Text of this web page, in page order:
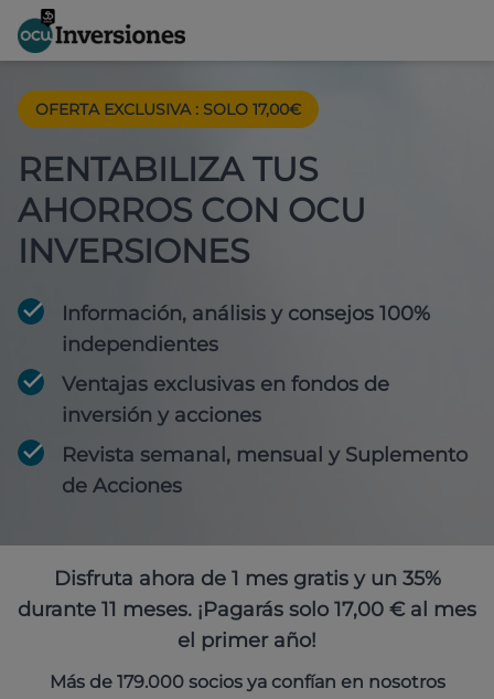
OFERTA EXCLUSIVA : SOLO 17,00€
RENTABILIZA TUS
AHORROS CON OCU
INVERSIONES
Información, análisis y consejos 100%
independientes
Ventajas exclusivas en fondos de
inversión y acciones
Revista semanal, mensual y Suplemento
de Acciones
Disfruta ahora de 1 mes gratis y un 35%
durante 11 meses. ¡Pagarás solo 17,00 € al mes
el primer año!
Más de 179.000 socios ya confían en nosotros